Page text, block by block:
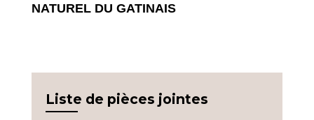
NATUREL DU GATINAIS
Liste de pièces jointes